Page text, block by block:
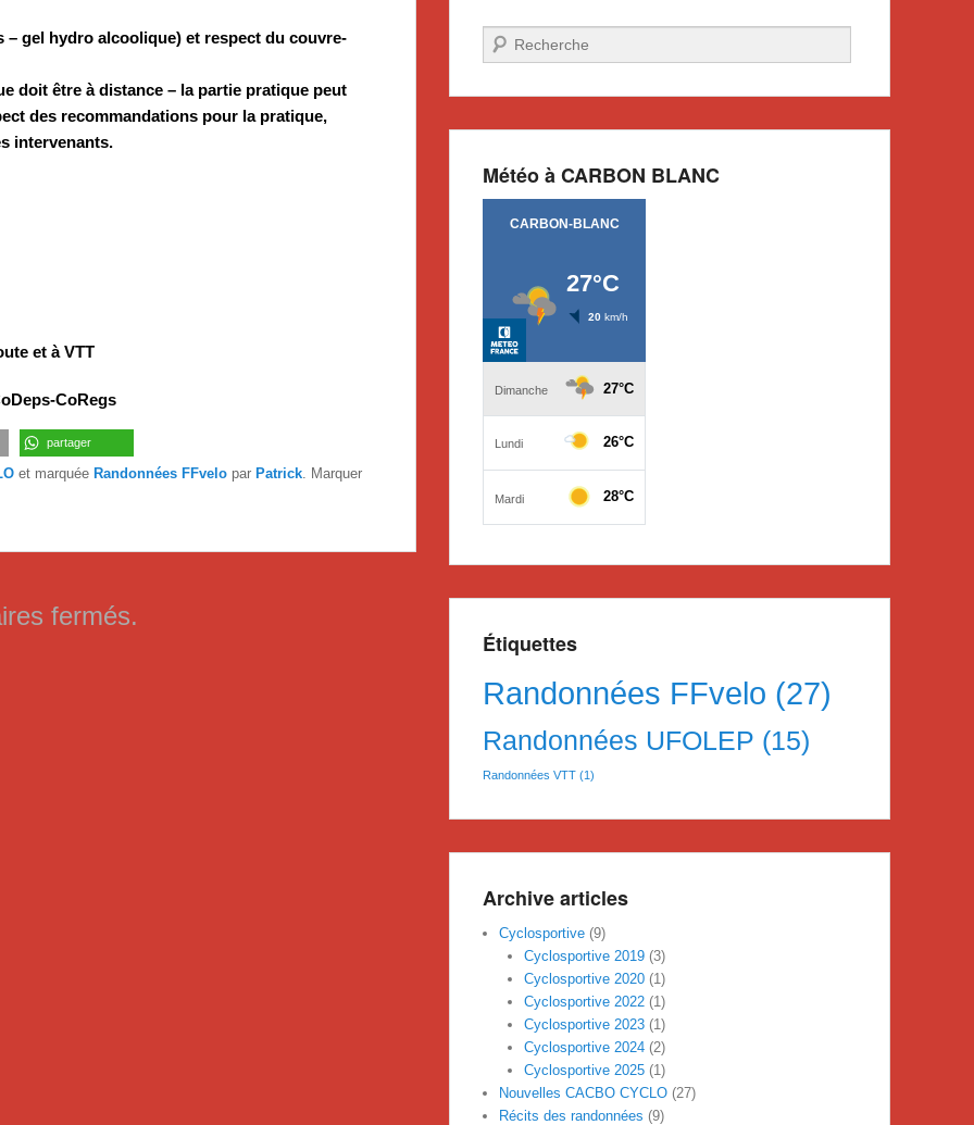
gel hydro alcoolique) et respect du couvre-
doit être à distance – la partie pratique peut
des recommandations pour la pratique,
intervenants.
et à VTT
CoRegs
partager
et marquée Randonnées FFvelo par Patrick. Marquer
fermés.
Recherche
Météo à CARBON BLANC
Étiquettes
Randonnées FFvelo (27)
Randonnées UFOLEP (15)
Randonnées VTT (1)
Archive articles
Cyclosportive (9)
Cyclosportive 2019(3)
Cyclosportive 2020(1)
Cyclosportive 2022(1)
Cyclosportive 2023(1)
Cyclosportive 2024(2)
Cyclosportive 2025(1)
Nouvelles CACBO CYCLO (27)
Récits des randonnées (9)